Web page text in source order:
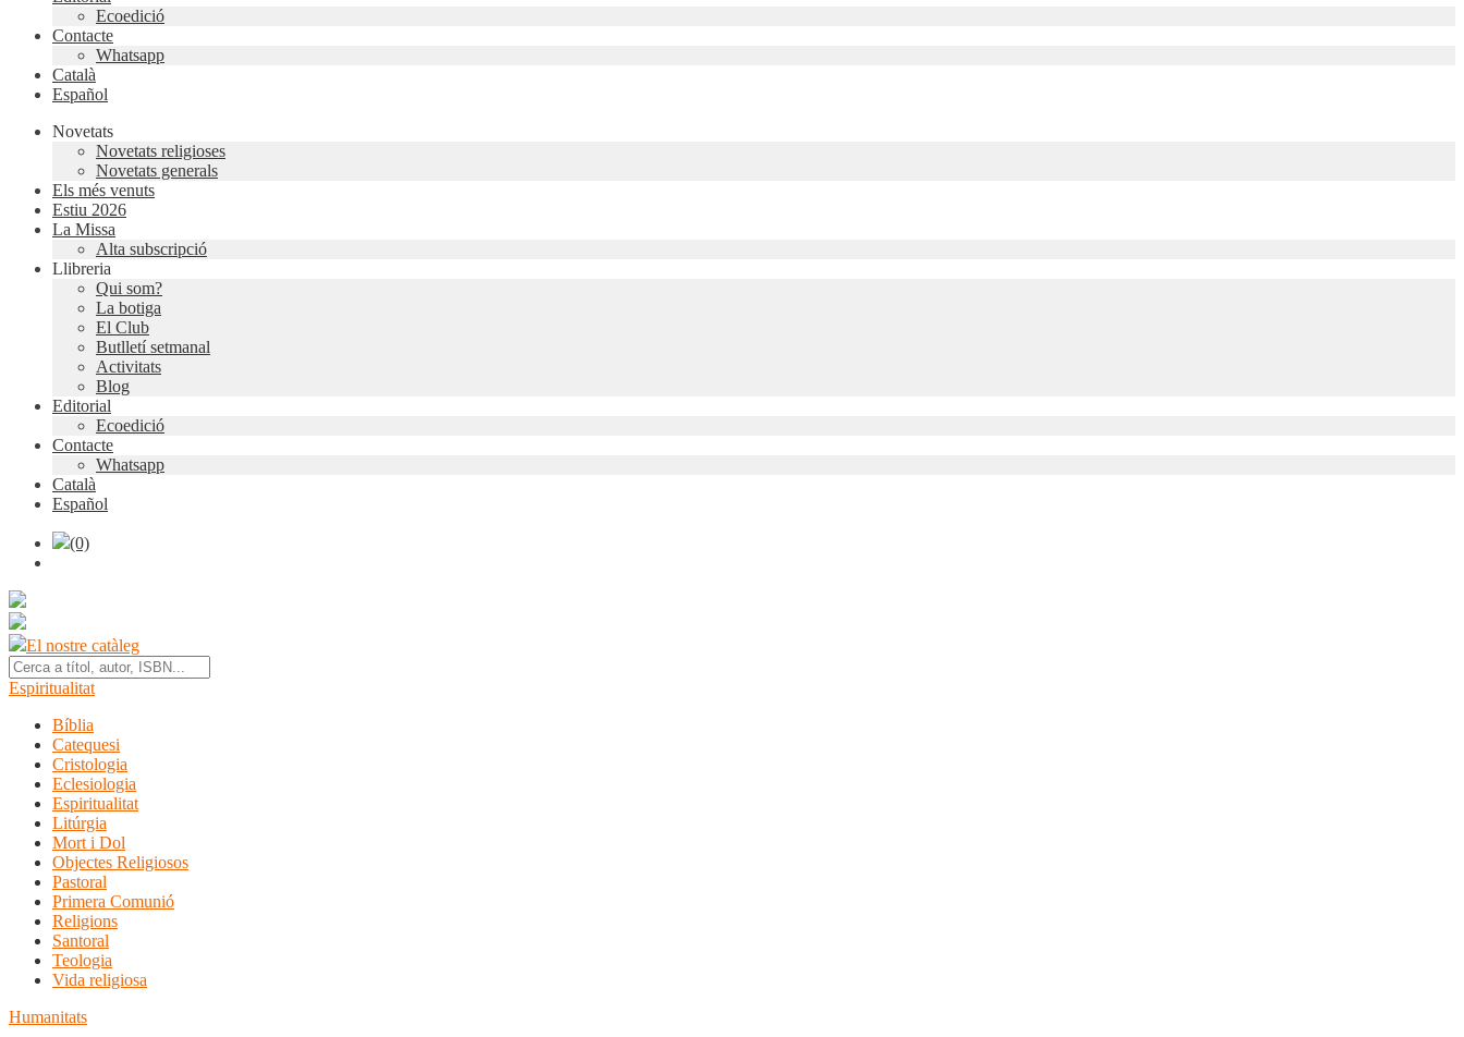
Ecoedició
Contacte
Whatsapp
Català
Español
Novetats
Novetats religioses
Novetats generals
Els més venuts
Estiu 2026
La Missa
Alta subscripció
Llibreria
Qui som?
La botiga
El Club
Butlletí setmanal
Activitats
Blog
Editorial
Ecoedició
Contacte
Whatsapp
Català
Español
(0)
El nostre catàleg
Espiritualitat
Bíblia
Catequesi
Cristologia
Eclesiologia
Espiritualitat
Litúrgia
Mort i Dol
Objectes Religiosos
Pastoral
Primera Comunió
Religions
Santoral
Teologia
Vida religiosa
Humanitats